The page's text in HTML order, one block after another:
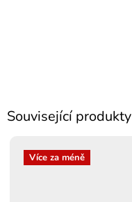
Související produkty
Více za méně